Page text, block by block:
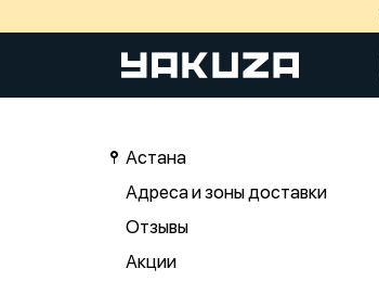
Астана
Адреса и зоны доставки
Отзывы
Акции